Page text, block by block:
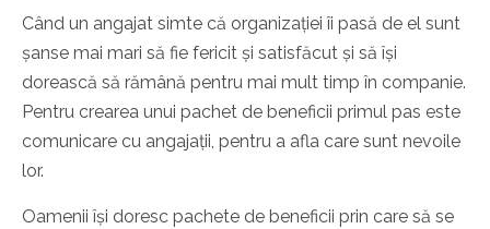
Când un angajat simte că organizației îi pasă de el sunt
șanse mai mari să fie fericit și satisfăcut și să își
dorească să rămână pentru mai mult timp în companie.
Pentru crearea unui pachet de beneficii primul pas este
comunicare cu angajații, pentru a afla care sunt nevoile
lor.
Oamenii își doresc pachete de beneficii prin care să se